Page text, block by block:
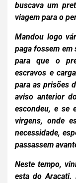
buscava um
viagem para o
Mandou logo
pagafossem em
para que o
escravos e
para as prisões
aviso anterior
escondeu, e se
virgens, onde
necessidade,
passassem
Neste tempo,
esta do